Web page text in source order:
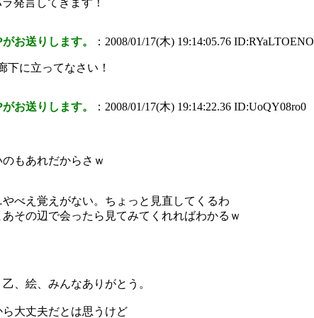
発言してきます！
お送りします。 ：2008/01/17(木) 19:14:05.76 ID:RYaLTOENO
下に立ってなさい！
お送りします。 ：2008/01/17(木) 19:14:22.36 ID:UoQY08ro0
もあれだからさｗ
べえ覚えがない。ちょっと見直してくるわ
その辺で会ったら見てみてくれればわかるｗ
、絵、みんなありがとう。
大丈夫だとは思うけど